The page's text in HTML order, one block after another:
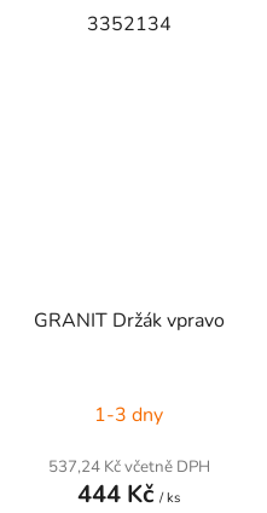
3352134
GRANIT Držák vpravo
1-3 dny
537,24 Kč včetně DPH
444 Kč / ks